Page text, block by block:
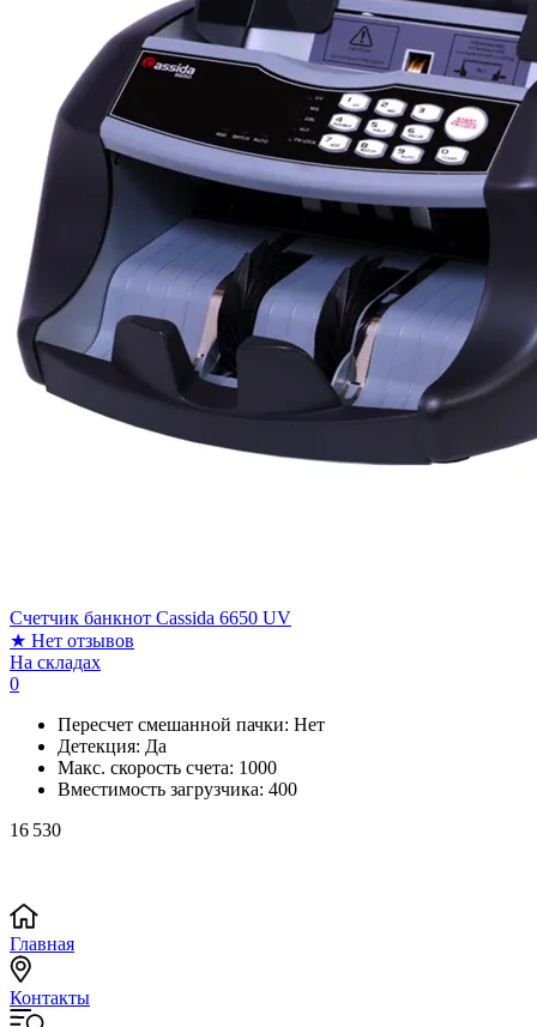
Счетчик банкнот Cassida 6650 UV
★ Нет отзывов
На складах
0
Пересчет смешанной пачки: Нет
Детекция: Да
Макс. скорость счета: 1000
Вместимость загрузчика: 400
16 530
Главная
Контакты